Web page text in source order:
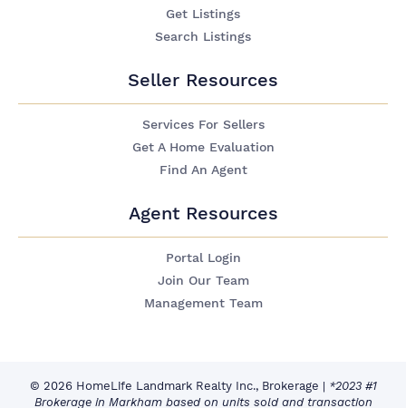
Get Listings
Search Listings
Seller Resources
Services For Sellers
Get A Home Evaluation
Find An Agent
Agent Resources
Portal Login
Join Our Team
Management Team
© 2026 HomeLife Landmark Realty Inc., Brokerage | *2023 #1
Brokerage in Markham based on units sold and transaction